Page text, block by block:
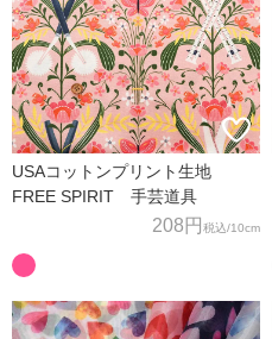
USAコットンプリント生地
FREE SPIRIT 手芸道具
208円 税込/10cm